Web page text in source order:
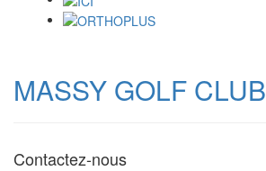
MASSY GOLF CLUB
Contactez-nous